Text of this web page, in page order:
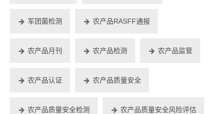
军团菌检测 农产品RASFF通报
农产品月刊 农产品检测 农产品监管
农产品认证 农产品质量安全
农产品质量安全检测 农产品质量安全风险评估